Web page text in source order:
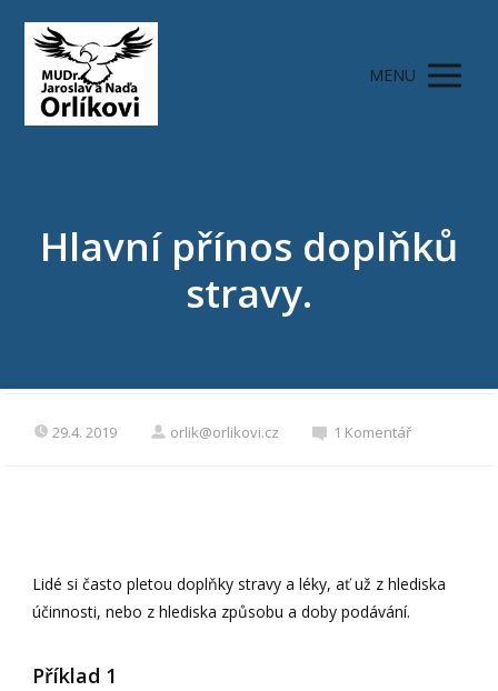
MENU
Hlavní přínos doplňků
stravy.
29.4. 2019 orlik@orlikovi.cz 1 Komentář
Lidé si často pletou doplňky stravy a léky, ať už z hlediska
účinnosti, nebo z hlediska způsobu a doby podávání.
Příklad 1